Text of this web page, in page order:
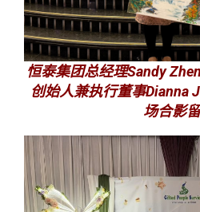
恒泰集团总经理Sandy
创始人兼执行董事Dianna
场合影